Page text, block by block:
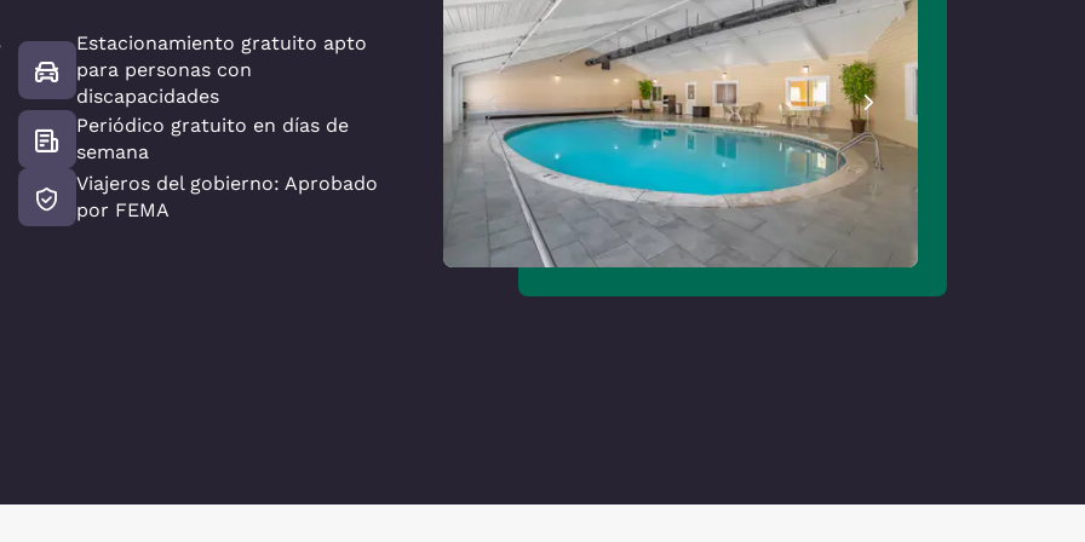
Estacionamiento gratuito apto
para personas con
discapacidades
Periódico gratuito en días de
semana
Viajeros del gobierno: Aprobado
por FEMA